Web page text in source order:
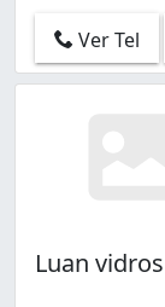
Ver Tel
Luan